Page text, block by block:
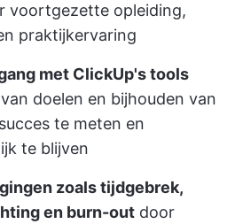
voortgezette opleiding,
praktijkervaring
met ClickUp's tools
doelen en bijhouden van
te meten en
te blijven
zoals tijdgebrek,
en burn-out door